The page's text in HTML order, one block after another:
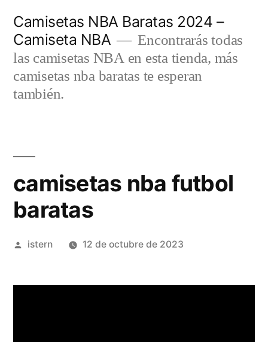
contenido
Camisetas NBA Baratas 2024 –
Camiseta NBA
Encontrarás todas
las camisetas NBA en esta tienda, más
camisetas nba baratas te esperan
también.
camisetas nba futbol
baratas
Publicado
istern 12 de octubre de 2023